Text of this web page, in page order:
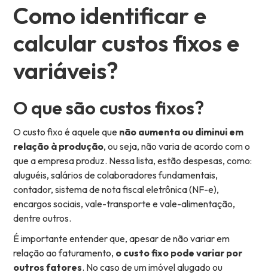
Como identificar e
calcular custos fixos e
variáveis?
O que são custos fixos?
O custo fixo é aquele que não aumenta ou diminui em
relação à produção, ou seja, não varia de acordo com o
que a empresa produz. Nessa lista, estão despesas, como:
aluguéis, salários de colaboradores fundamentais,
contador, sistema de nota fiscal eletrônica (NF-e),
encargos sociais, vale-transporte e vale-alimentação,
dentre outros.
É importante entender que, apesar de não variar em
relação ao faturamento, o custo fixo pode variar por
outros fatores. No caso de um imóvel alugado ou